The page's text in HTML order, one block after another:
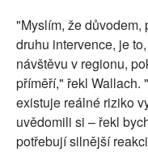
"Myslím, že důvodem,
druhu intervence, je
návštěvu v regionu,
příměří," řekl Wallach.
existuje reálné riziko
uvědomili si – řekl
potřebují silnější